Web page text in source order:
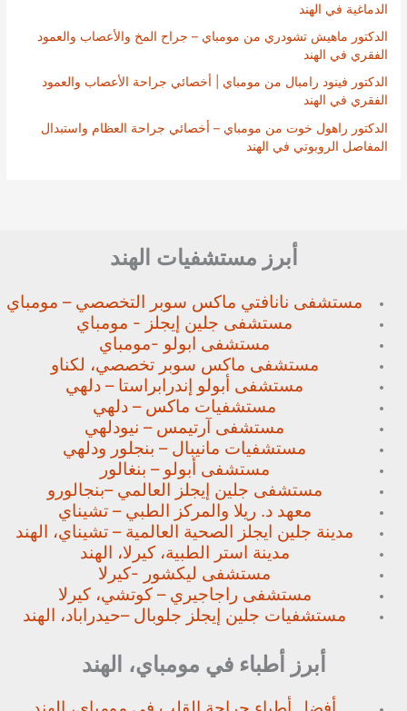
الدماغية في الهند
الدكتور ماهيش تشودري من مومباي – جراح المخ والأعصاب والعمود
الفقري في الهند
الدكتور فينود رامبال من مومباي | أخصائي جراحة الأعصاب والعمود
الفقري في الهند
الدكتور راهول خوت من مومباي – أخصائي جراحة العظام واستبدال
المفاصل الروبوتي في الهند
أبرز مستشفيات الهند
مستشفى نانافتي ماكس سوبر التخصصي – مومباي
مستشفى جلين إيجلز - مومباي
مستشفى ابولو -مومباي
مستشفى ماكس سوبر تخصصي، لكناو
مستشفى أبولو إندرابراستا – دلهي
مستشفيات ماكس – دلهي
مستشفى آرتيمس – نيودلهي
مستشفيات مانيبال – بنجلور ودلهي
مستشفى أبولو – بنغالور
مستشفى جلين إيجلز العالمي –بنجالورو
معهد د. ريلا والمركز الطبي – تشيناي
مدينة جلين ايجلز الصحية العالمية – تشيناي، الهند
مدينة استر الطبية، كيرلا، الهند
مستشفى ليكشور -كيرلا
مستشفى راجاجيري – كوتشي، كيرلا
مستشفيات جلين إيجلز جلوبال –حيدراباد، الهند
أبرز أطباء في مومباي، الهند